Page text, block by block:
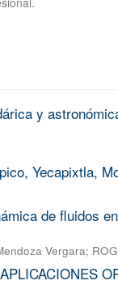
y
Yecapixtla,
de fluidos
Vergara;